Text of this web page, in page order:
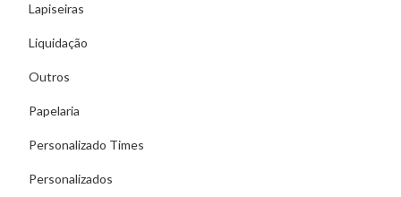
Lapiseiras
Liquidação
Outros
Papelaria
Personalizado Times
Personalizados